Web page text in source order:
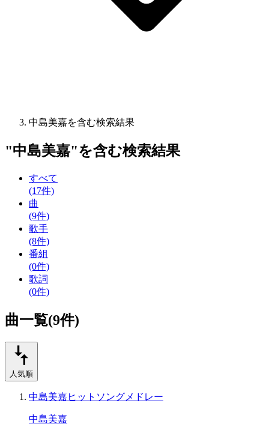
中島美嘉を含む検索結果
"中島美嘉"を含む検索結果
すべて
(17件)
曲
(9件)
歌手
(8件)
番組
(0件)
歌詞
(0件)
曲一覧(9件)
人気順
中島美嘉ヒットソングメドレー
中島美嘉